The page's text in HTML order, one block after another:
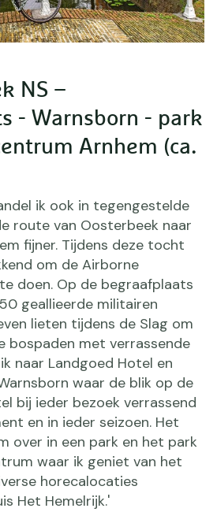
NS –
- Warnsborn - park
Arnhem (ca.
ik ook in tegengestelde
route van Oosterbeek naar
fijner. Tijdens deze tocht
om de Airborne
doen. Op de begraafplaats
geallieerde militairen
lieten tijdens de Slag om
bospaden met verrassende
naar Landgoed Hotel en
waar de blik op de
bij ieder bezoek verrassend
en in ieder seizoen. Het
over in een park en het park
waar ik geniet van het
horecalocaties
Het Hemelrijk.'